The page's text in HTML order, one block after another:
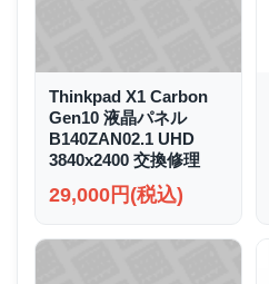
Thinkpad X1 Carbon
Gen10 液晶パネル
B140ZAN02.1 UHD
3840x2400 交換修理
29,000円(税込)